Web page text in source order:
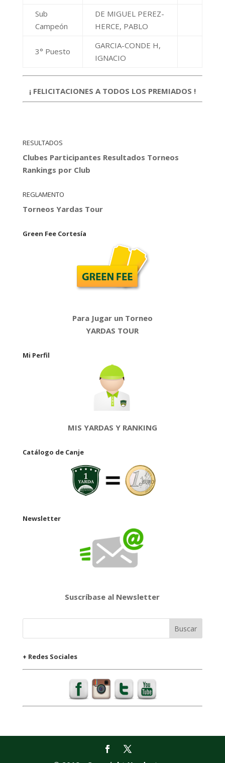
Sub
Campeón
DE MIGUEL PEREZ-
HERCE, PABLO
3° Puesto
GARCIA-CONDE H,
IGNACIO
¡ FELICITACIONES A TODOS LOS PREMIADOS !
RESULTADOS
Clubes Participantes Resultados Torneos
Rankings por Club
REGLAMENTO
Torneos Yardas Tour
Green Fee Cortesía
Para Jugar un Torneo
YARDAS TOUR
Mi Perfil
MIS YARDAS Y RANKING
Catálogo de Canje
Newsletter
Suscríbase al Newsletter
+ Redes Sociales